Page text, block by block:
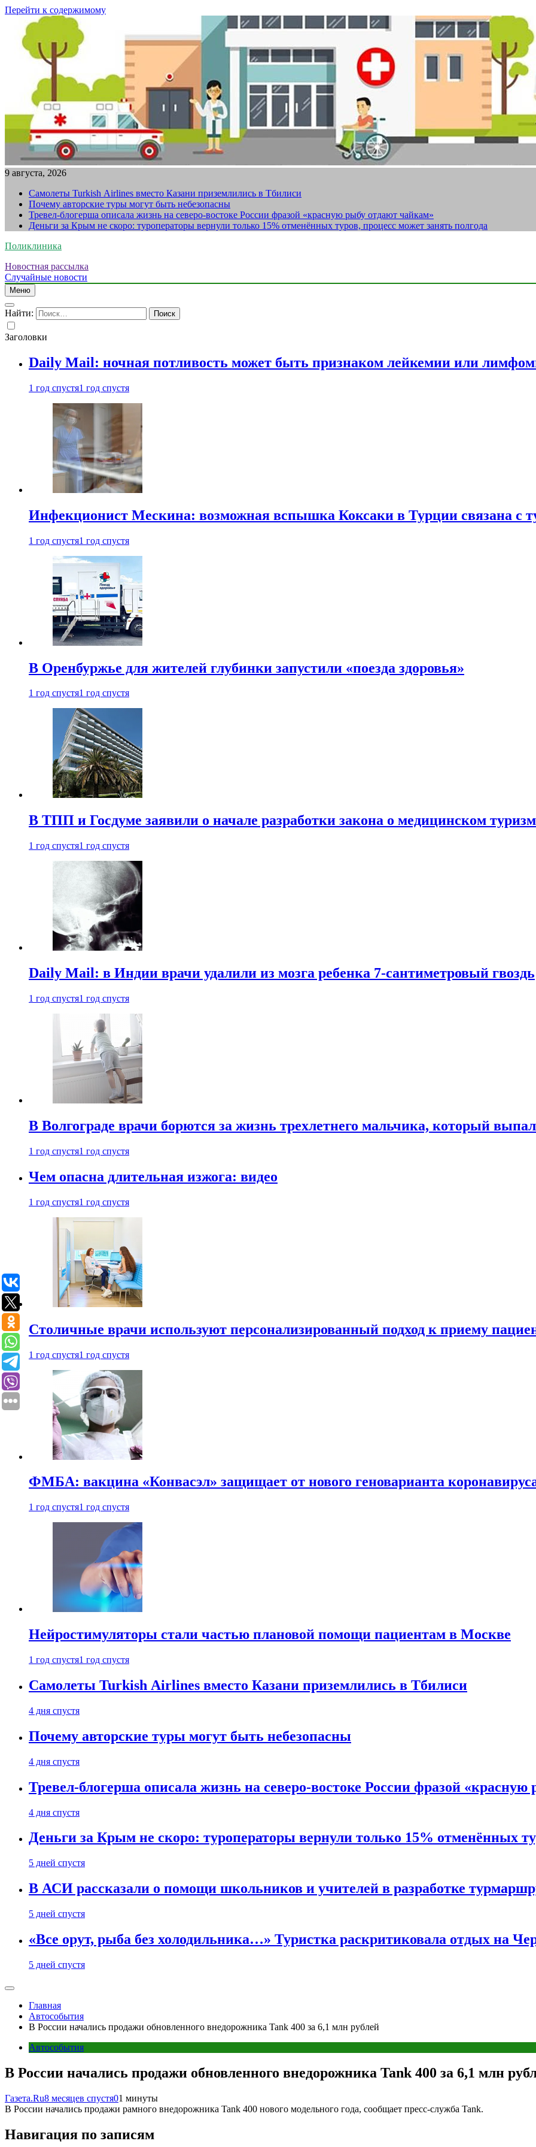
Перейти к содержимому
9 августа, 2026
Самолеты Turkish Airlines вместо Казани приземлились в Тбилиси
Почему авторские туры могут быть небезопасны
Тревел-блогерша описала жизнь на северо-востоке России фразой «красную рыбу отдают чайкам»
Деньги за Крым не скоро: туроператоры вернули только 15% отменённых туров, процесс может занять полгода
Поликлиника
Новостная рассылка
Случайные новости
Меню
Найти:
Заголовки
Daily Mail: ночная потливость может быть признаком лейкемии или
1 год спустя1 год спустя
Инфекционист Мескина: возможная вспышка Коксаки в Турции связана с
1 год спустя1 год спустя
В Оренбуржье для жителей глубинки запустили «поезда здоровья»
1 год спустя1 год спустя
В ТПП и Госдуме заявили о начале разработки закона о медицинском
1 год спустя1 год спустя
Daily Mail: в Индии врачи удалили из мозга ребенка 7-сантиметровый гвоздь
1 год спустя1 год спустя
В Волгограде врачи борются за жизнь трехлетнего мальчика, который
1 год спустя1 год спустя
Чем опасна длительная изжога: видео
1 год спустя1 год спустя
Столичные врачи используют персонализированный подход к приему
1 год спустя1 год спустя
ФМБА: вакцина «Конвасэл» защищает от нового геноварианта
1 год спустя1 год спустя
Нейростимуляторы стали частью плановой помощи пациентам в Москве
1 год спустя1 год спустя
Самолеты Turkish Airlines вместо Казани приземлились в Тбилиси
4 дня спустя
Почему авторские туры могут быть небезопасны
4 дня спустя
Тревел-блогерша описала жизнь на северо-востоке России фразой
4 дня спустя
Деньги за Крым не скоро: туроператоры вернули только 15% отменённых
5 дней спустя
В АСИ рассказали о помощи школьников и учителей в разработке
5 дней спустя
«Все орут, рыба без холодильника…» Туристка раскритиковала отдых на
5 дней спустя
Главная
Автособытия
В России начались продажи обновленного внедорожника Tank 400 за 6,1 млн рублей
Автособытия
В России начались продажи обновленного внедорожника Tank 400 за 6,1 млн
Газета.Ru8 месяцев спустя01 минуты
В России начались продажи рамного внедорожника Tank 400 нового модельного года, сообщает пресс-служба Tank.
Навигация по записям